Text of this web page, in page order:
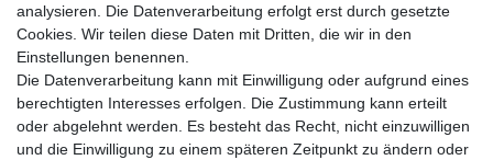
analysieren. Die Datenverarbeitung erfolgt erst durch gesetzte
Cookies. Wir teilen diese Daten mit Dritten, die wir in den
Einstellungen benennen.
Die Datenverarbeitung kann mit Einwilligung oder aufgrund eines
berechtigten Interesses erfolgen. Die Zustimmung kann erteilt
oder abgelehnt werden. Es besteht das Recht, nicht einzuwilligen
und die Einwilligung zu einem späteren Zeitpunkt zu ändern oder